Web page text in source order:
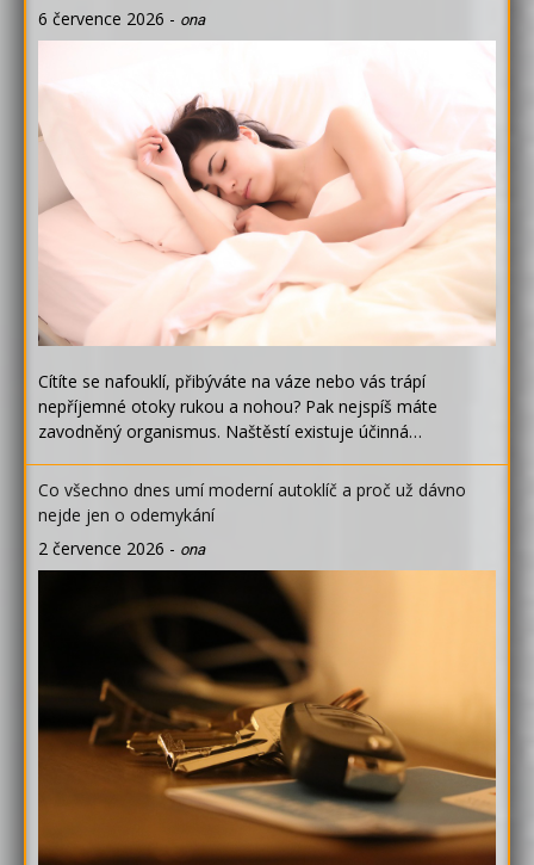
6 července 2026 - ona
Cítíte se nafouklí, přibýváte na váze nebo vás trápí
nepříjemné otoky rukou a nohou? Pak nejspíš máte
zavodněný organismus. Naštěstí existuje účinná…
Co všechno dnes umí moderní autoklíč a proč už dávno
nejde jen o odemykání
2 července 2026 - ona